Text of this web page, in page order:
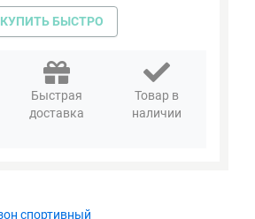
КУПИТЬ БЫСТРО
Быстрая
доставка
Товар в
наличии
спортивный